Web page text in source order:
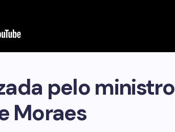
pelo ministro
Moraes